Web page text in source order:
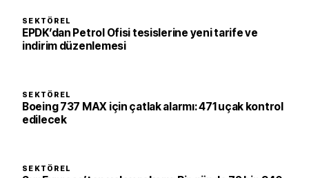
SEKTÖREL
EPDK’dan Petrol Ofisi tesislerine yeni tarife ve
indirim düzenlemesi
SEKTÖREL
Boeing 737 MAX için çatlak alarmı: 471 uçak kontrol
edilecek
SEKTÖREL